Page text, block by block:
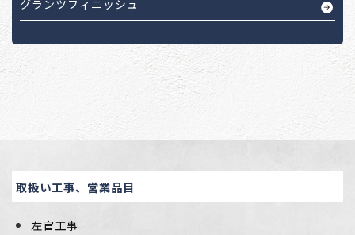
グランツフィニッシュ
取扱い工事、営業品目
左官工事